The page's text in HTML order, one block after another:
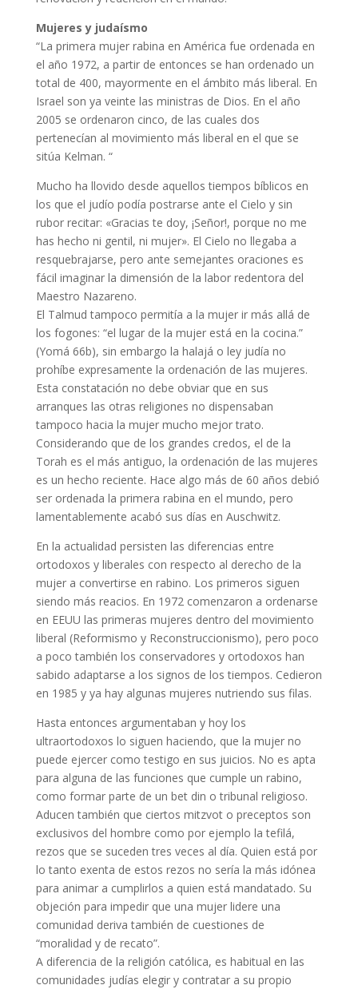
Mujeres y judaísmo
“La primera mujer rabina en América fue ordenada en
el año 1972, a partir de entonces se han ordenado un
total de 400, mayormente en el ámbito más liberal. En
Israel son ya veinte las ministras de Dios. En el año
2005 se ordenaron cinco, de las cuales dos
pertenecían al movimiento más liberal en el que se
sitúa Kelman. “
Mucho ha llovido desde aquellos tiempos bíblicos en
los que el judío podía postrarse ante el Cielo y sin
rubor recitar: «Gracias te doy, ¡Señor!, porque no me
has hecho ni gentil, ni mujer». El Cielo no llegaba a
resquebrajarse, pero ante semejantes oraciones es
fácil imaginar la dimensión de la labor redentora del
Maestro Nazareno.
El Talmud tampoco permitía a la mujer ir más allá de
los fogones: “el lugar de la mujer está en la cocina.”
(Yomá 66b), sin embargo la halajá o ley judía no
prohíbe expresamente la ordenación de las mujeres.
Esta constatación no debe obviar que en sus
arranques las otras religiones no dispensaban
tampoco hacia la mujer mucho mejor trato.
Considerando que de los grandes credos, el de la
Torah es el más antiguo, la ordenación de las mujeres
es un hecho reciente. Hace algo más de 60 años debió
ser ordenada la primera rabina en el mundo, pero
lamentablemente acabó sus días en Auschwitz.
En la actualidad persisten las diferencias entre
ortodoxos y liberales con respecto al derecho de la
mujer a convertirse en rabino. Los primeros siguen
siendo más reacios. En 1972 comenzaron a ordenarse
en EEUU las primeras mujeres dentro del movimiento
liberal (Reformismo y Reconstruccionismo), pero poco
a poco también los conservadores y ortodoxos han
sabido adaptarse a los signos de los tiempos. Cedieron
en 1985 y ya hay algunas mujeres nutriendo sus filas.
Hasta entonces argumentaban y hoy los
ultraortodoxos lo siguen haciendo, que la mujer no
puede ejercer como testigo en sus juicios. No es apta
para alguna de las funciones que cumple un rabino,
como formar parte de un bet din o tribunal religioso.
Aducen también que ciertos mitzvot o preceptos son
exclusivos del hombre como por ejemplo la tefilá,
rezos que se suceden tres veces al día. Quien está por
lo tanto exenta de estos rezos no sería la más idónea
para animar a cumplirlos a quien está mandatado. Su
objeción para impedir que una mujer lidere una
comunidad deriva también de cuestiones de
“moralidad y de recato”.
A diferencia de la religión católica, es habitual en las
comunidades judías elegir y contratar a su propio